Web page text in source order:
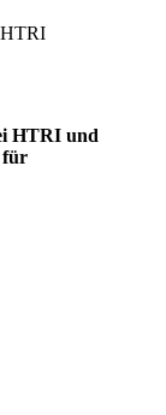
HTRI und
für